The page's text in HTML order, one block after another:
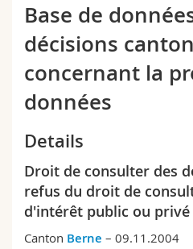
Campus
Recherche
Formation continue
Théologie
Droit
Lettres et sciences
Sciences de l'éducation et
Vous êtes
Futurs étudiants
Médias
Chercheurs
Ressources
Plan d'accès
Bibliothèques
Base de
décisions
concernant la
données
Details
Droit de consulter des
refus du droit de
d'intérêt public ou
Canton Berne – 09.11.2004